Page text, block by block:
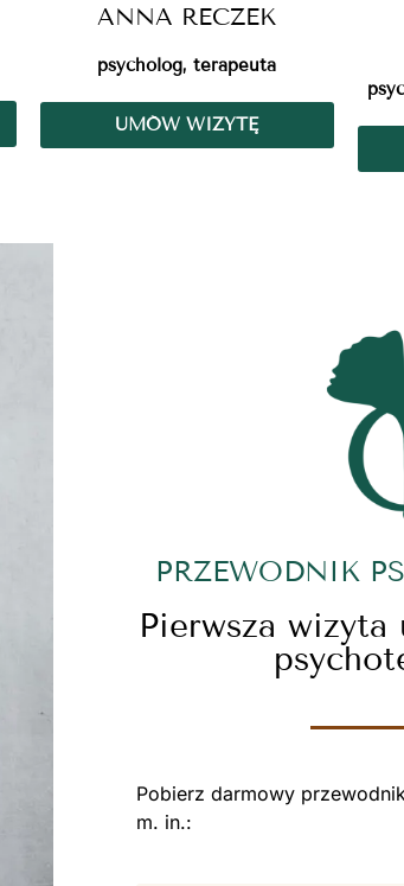
ANNA RECZEK
psycholog, terapeuta
UMÓW WIZYTĘ
PRZEWODNIK
Pierwsza
Pobierz darmowy
m. in.: